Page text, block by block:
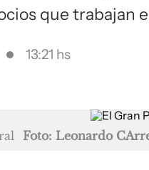
que trabajan
13:21 hs
Foto: Leonardo